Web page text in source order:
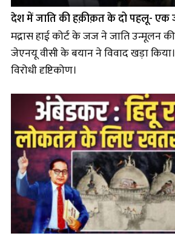
देश में जाति की हक़ीक़त के दो पहलू- एक
मद्रास हाई कोर्ट के जज ने जाति उन्मूलन
जेएनयू वीसी के बयान ने विवाद खड़ा
विरोधी दृष्टिकोण।